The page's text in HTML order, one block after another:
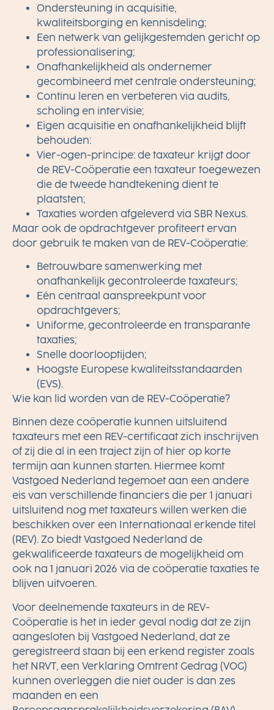
Ondersteuning in acquisitie,
kwaliteitsborging en kennisdeling;
Een netwerk van gelijkgestemden gericht op
professionalisering;
Onafhankelijkheid als ondernemer
gecombineerd met centrale ondersteuning;
Continu leren en verbeteren via audits,
scholing en intervisie;
Eigen acquisitie en onafhankelijkheid blijft
behouden:
Vier-ogen-principe: de taxateur krijgt door
de REV-Coöperatie een taxateur toegewezen
die de tweede handtekening dient te
plaatsten;
Taxaties worden afgeleverd via SBR Nexus.
Maar ook de opdrachtgever profiteert ervan
door gebruik te maken van de REV-Coöperatie:
Betrouwbare samenwerking met
onafhankelijk gecontroleerde taxateurs;
Eén centraal aanspreekpunt voor
opdrachtgevers;
Uniforme, gecontroleerde en transparante
taxaties;
Snelle doorlooptijden;
Hoogste Europese kwaliteitsstandaarden
(EVS).
Wie kan lid worden van de REV-Coöperatie?
Binnen deze coöperatie kunnen uitsluitend
taxateurs met een REV-certificaat zich inschrijven
of zij die al in een traject zijn of hier op korte
termijn aan kunnen starten. Hiermee komt
Vastgoed Nederland tegemoet aan een andere
eis van verschillende financiers die per 1 januari
uitsluitend nog met taxateurs willen werken die
beschikken over een Internationaal erkende titel
(REV). Zo biedt Vastgoed Nederland de
gekwalificeerde taxateurs de mogelijkheid om
ook na 1 januari 2026 via de coöperatie taxaties te
blijven uitvoeren.
Voor deelnemende taxateurs in de REV-
Coöperatie is het in ieder geval nodig dat ze zijn
aangesloten bij Vastgoed Nederland, dat ze
geregistreerd staan bij een erkend register zoals
het NRVT, een Verklaring Omtrent Gedrag (VOG)
kunnen overleggen die niet ouder is dan zes
maanden en een